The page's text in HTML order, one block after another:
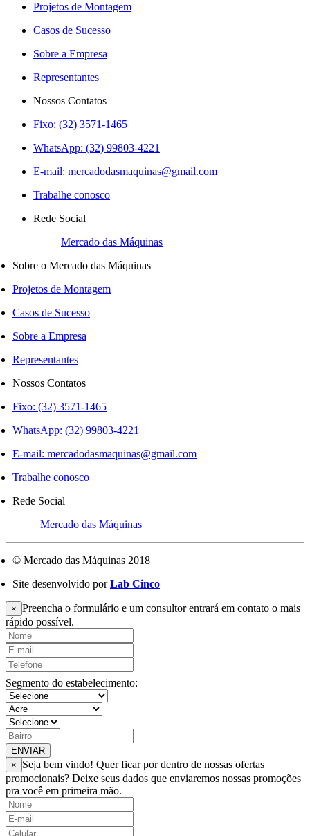
Projetos de Montagem
Casos de Sucesso
Sobre a Empresa
Representantes
Nossos Contatos
Fixo: (32) 3571-1465
WhatsApp: (32) 99803-4221
E-mail: mercadodasmaquinas@gmail.com
Trabalhe conosco
Rede Social
Mercado das Máquinas
Sobre o Mercado das Máquinas
Projetos de Montagem
Casos de Sucesso
Sobre a Empresa
Representantes
Nossos Contatos
Fixo: (32) 3571-1465
WhatsApp: (32) 99803-4221
E-mail: mercadodasmaquinas@gmail.com
Trabalhe conosco
Rede Social
Mercado das Máquinas
© Mercado das Máquinas 2018
Site desenvolvido por Lab Cinco
× Preencha o formulário e um consultor entrará em contato o mais
rápido possível.
Segmento do estabelecimento:
ENVIAR
×
Seja bem vindo! Quer ficar por dentro de nossas ofertas
promocionais? Deixe seus dados que enviaremos nossas promoções
pra você em primeira mão.